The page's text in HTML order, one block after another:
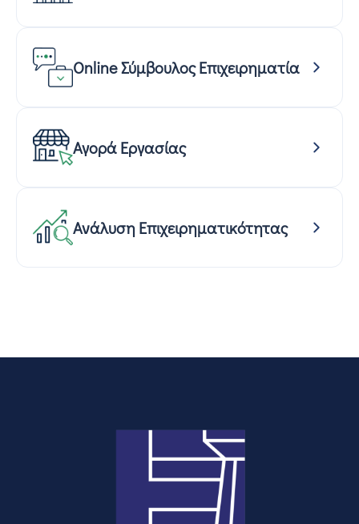
Online Σύμβουλος Επιχειρηματία
Αγορά Εργασίας
Ανάλυση Επιχειρηματικότητας